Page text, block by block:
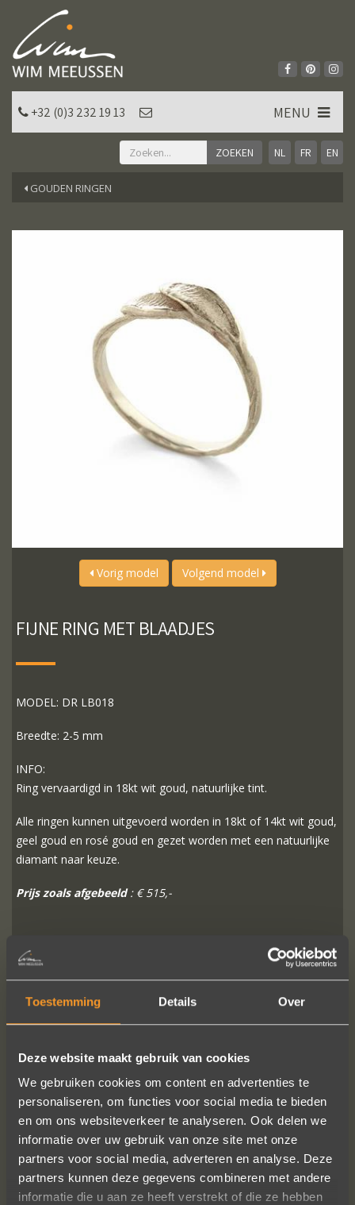
Toestemming Details Over
Deze website maakt gebruik van cookies
We gebruiken cookies om content en advertenties te
personaliseren, om functies voor social media te bieden
en om ons websiteverkeer te analyseren. Ook delen we
informatie over uw gebruik van onze site met onze
partners voor social media, adverteren en analyse. Deze
partners kunnen deze gegevens combineren met andere
informatie die u aan ze heeft verstrekt of die ze hebben
NL FR EN
+32 (0)3 232 19 13 MENU
GOUDEN RINGEN
Vorig model Volgend model
FIJNE RING MET BLAADJES
MODEL: DR LB018
Breedte: 2-5 mm
INFO:
Ring vervaardigd in 18kt wit goud, natuurlijke tint.
Alle ringen kunnen uitgevoerd worden in 18kt of 14kt wit goud,
geel goud en rosé goud en gezet worden met een natuurlijke
diamant naar keuze.
Prijs zoals afgebeeld: € 515,-
MEER INFO
VOLG ONS OP SOCIALE MEDIA
Heel blij met onze trouwringen! Ruime